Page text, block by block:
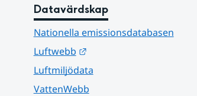
Datavärdskap
Nationella emissionsdatabasen
Luftwebb
Länk till annan webbplats.
Luftmiljödata
VattenWebb